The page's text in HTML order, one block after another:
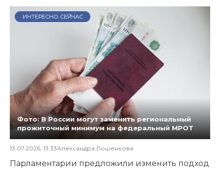
ИНТЕРЕСНО СЕЙЧАС
Фото: В России могут заменить региональный
прожиточный минимум на федеральный МРОТ
13.07.2026, 13:33Александра Лошенкова
Парламентарии предложили изменить подход